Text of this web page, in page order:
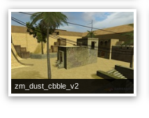
zm_dust_cbble_v2